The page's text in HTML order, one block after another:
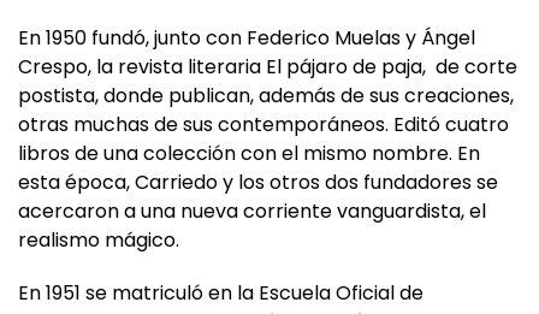
En 1950 fundó, junto con Federico Muelas y Ángel
Crespo, la revista literaria El pájaro de paja, de corte
postista, donde publican, además de sus creaciones,
otras muchas de sus contemporáneos. Editó cuatro
libros de una colección con el mismo nombre. En
esta época, Carriedo y los otros dos fundadores se
acercaron a una nueva corriente vanguardista, el
realismo mágico.
En 1951 se matriculó en la Escuela Oficial de